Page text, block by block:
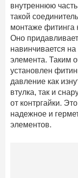
внутреннюю
такой
монтаже фитинга
Оно
навинчивается
элемента. Таким
установлен
давление как
втулка, так и
от контргайки.
надежное и
элементов.